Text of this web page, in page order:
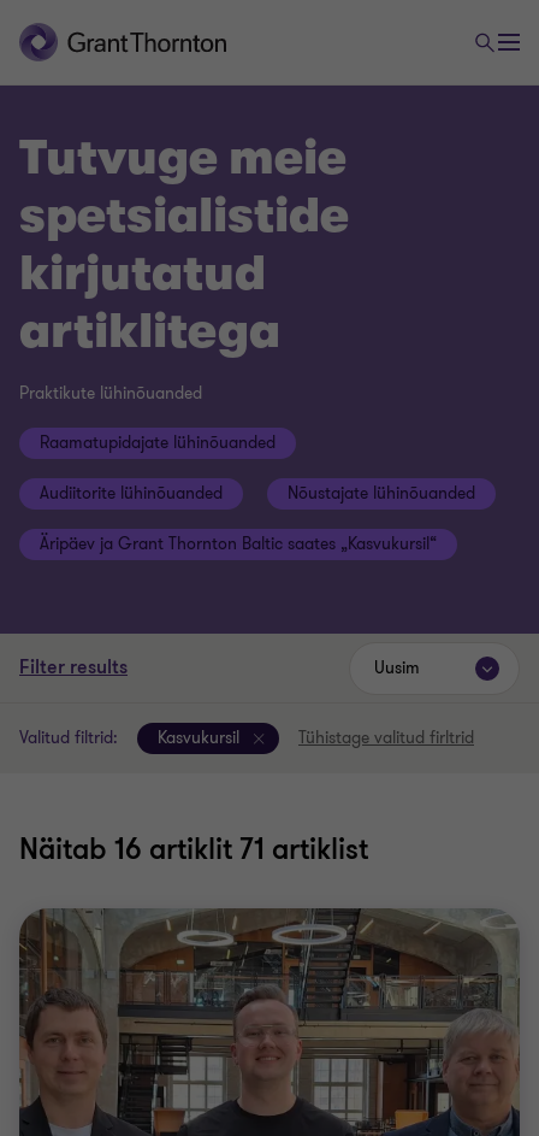
Tutvuge meie
spetsialistide
kirjutatud
artiklitega
Praktikute lühinõuanded
Raamatupidajate lühinõuanded
Audiitorite lühinõuanded Nõustajate lühinõuanded
Äripäev ja Grant Thornton Baltic saates „Kasvukursil“
Filter results
Valitud filtrid: Kasvukursil Tühistage valitud firltrid
Näitab 16 artiklit 71 artiklist
Uusim